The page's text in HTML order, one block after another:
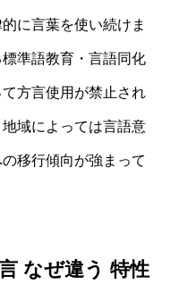
に言葉を使い続けま
準語教育・言語同化
方言使用が禁止され
域によっては言語意
移行傾向が強まって
なぜ違う 特性